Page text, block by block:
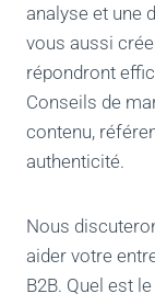
analyse et une
vous aussi
répondront
Conseils de
contenu,
authenticité.
Nous
aider votre
B2B. Quel est